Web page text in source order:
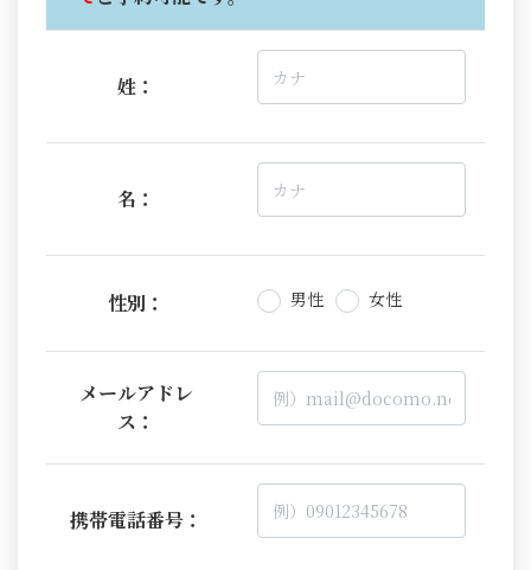
姓：
名：
性別： 男性 女性
メールアドレ
ス：
携帯電話番号：